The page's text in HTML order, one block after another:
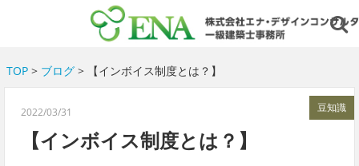
TOP> ブログ> 【インボイス制度とは？】
豆知識
2022/03/31
【インボイス制度とは？】